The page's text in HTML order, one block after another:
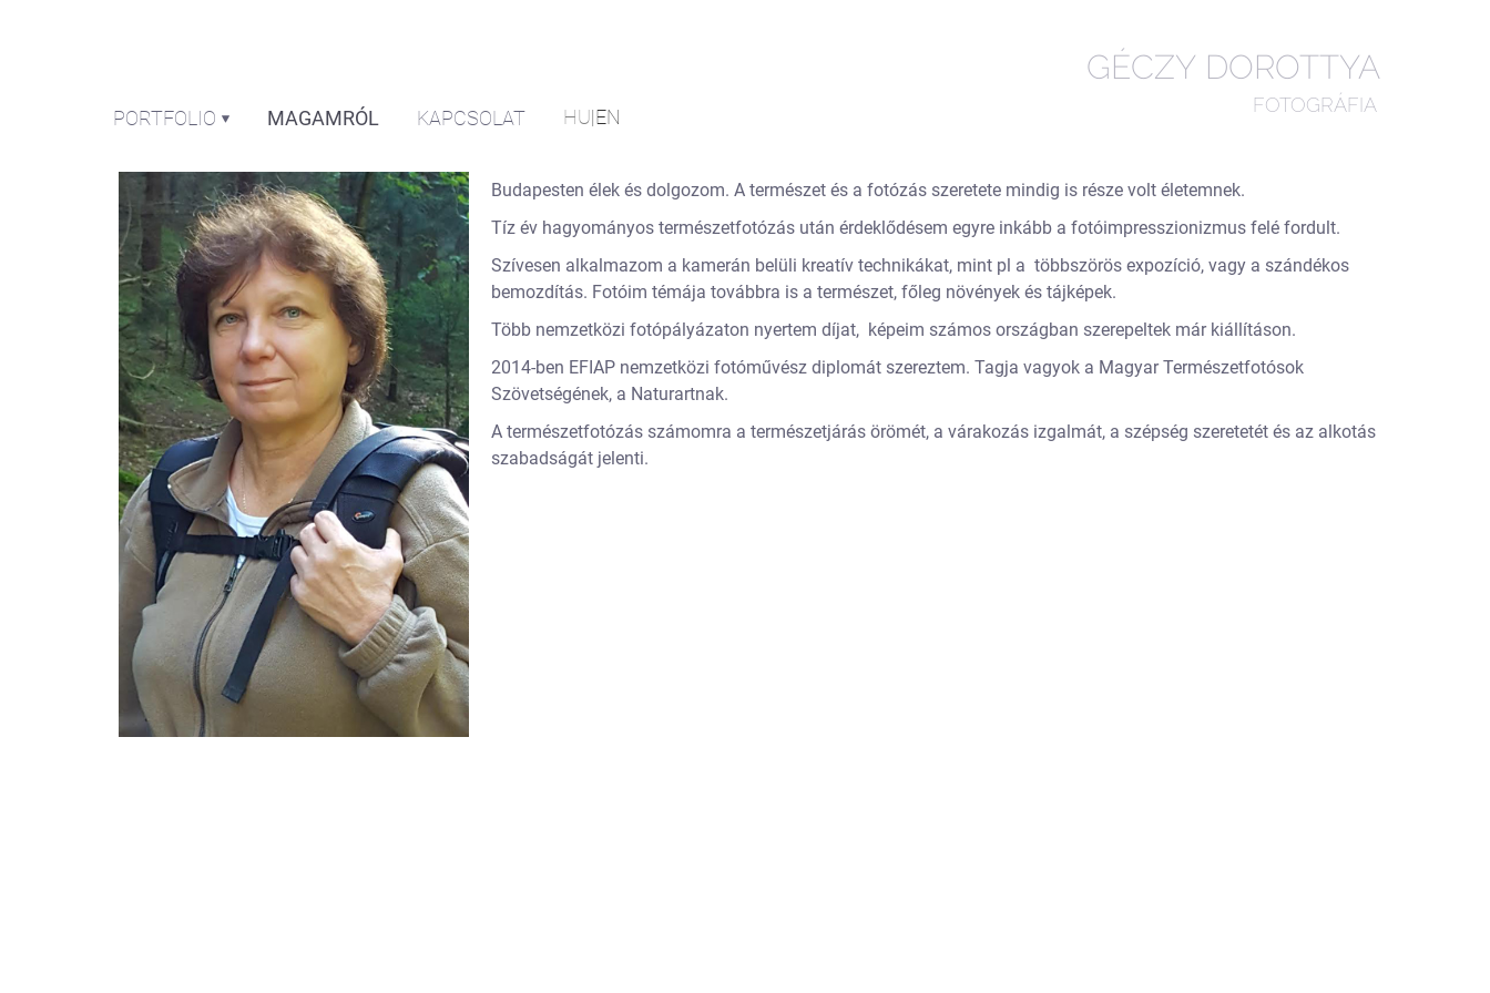
PORTFOLIO MAGAMRÓL KAPCSOLAT HU|EN
GÉCZY DOROTTYA
FOTOGRÁFIA
Budapesten élek és dolgozom. A természet és a fotózás szeretete mindig is része volt életemnek.
Tíz év hagyományos természetfotózás után érdeklődésem egyre inkább a fotóimpresszionizmus felé fordult.
Szívesen alkalmazom a kamerán belüli kreatív technikákat, mint pl a többszörös expozíció, vagy a szándékos
bemozdítás. Fotóim témája továbbra is a természet, főleg növények és tájképek.
Több nemzetközi fotópályázaton nyertem díjat, képeim számos országban szerepeltek már kiállításon.
2014-ben EFIAP nemzetközi fotóművész diplomát szereztem. Tagja vagyok a Magyar Természetfotósok
Szövetségének, a Naturartnak.
A természetfotózás számomra a természetjárás örömét, a várakozás izgalmát, a szépség szeretetét és az alkotás
szabadságát jelenti.